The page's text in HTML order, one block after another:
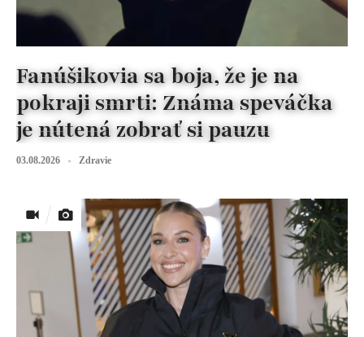
Fanúšikovia sa boja, že je na
pokraji smrti: Známa speváčka
je nútená zobrať si pauzu
03.08.2026 Zdravie